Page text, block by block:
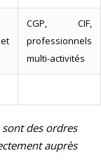
CGP, CIF,
professionnels
multi-activités
des ordres
auprès